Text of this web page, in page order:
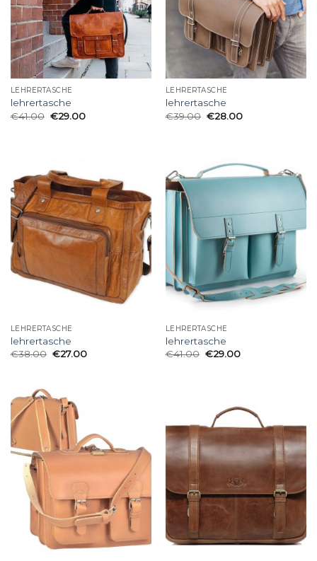
LEHRERTASCHE
lehrertasche
€41.00 €29.00
LEHRERTASCHE
lehrertasche
€39.00 €28.00
LEHRERTASCHE
lehrertasche
€38.00 €27.00
LEHRERTASCHE
lehrertasche
€41.00 €29.00